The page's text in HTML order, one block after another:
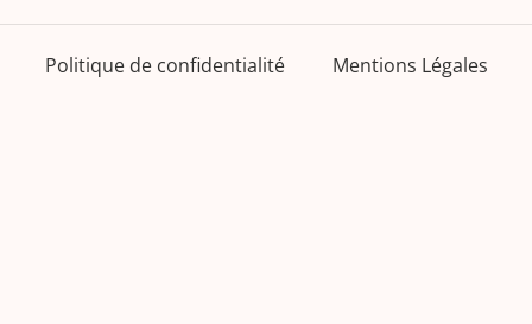
Politique de confidentialité Mentions Légales